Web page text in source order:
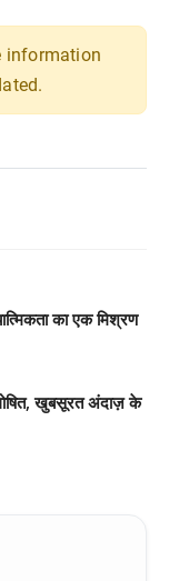
information
का एक मिश्रण
खुबसूरत अंदाज़ के